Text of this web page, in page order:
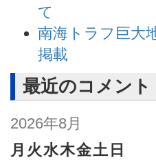
て
南海トラフ巨大
掲載
最近のコメント
2026年8月
月 火水木金土 日